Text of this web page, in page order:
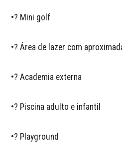
•? Mini golf
•? Área de lazer com
•? Academia externa
•? Piscina adulto e infantil
•? Playground